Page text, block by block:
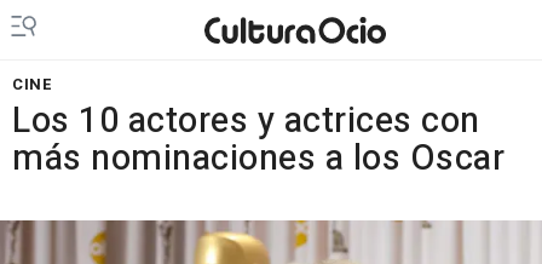
CINE
Los 10 actores y actrices con
más nominaciones a los Oscar